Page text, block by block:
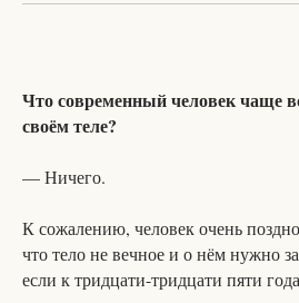
Что современный человек чаще
своём теле?
— Ничего.
К сожалению, человек очень
что тело не вечное и о нём нужно
если к тридцати-тридцати пяти